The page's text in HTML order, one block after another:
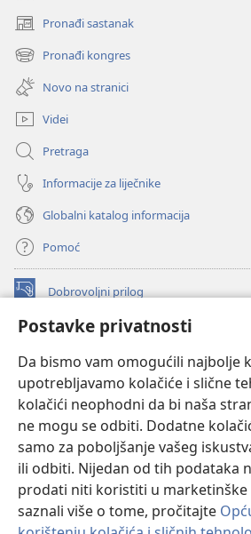
Postavke privatnosti
Da bismo vam omogućili najbolje
upotrebljavamo kolačiće i slične
kolačići neophodni da bi naša
ne mogu se odbiti. Dodatne
samo za poboljšanje vašeg
ili odbiti. Nijedan od tih podataka
prodati niti koristiti u marketinške
saznali više o tome, pročitajte
Pronađi sastanak
(otvara
se
novi
prozor)
Pronađi kongres
(otvara
se
novi
prozor)
Novo na stranici
Videi
Pretraga
Informacije za liječnike
Globalni katalog informacija
Pomoć
Dobrovoljni prilog
(otvara
novi
INTERNETSKA BIBLIOTEKA Watchtower
se
novi
prozor)
JW Hub
(otvara
se
novi
JW Library
Watchtower Library